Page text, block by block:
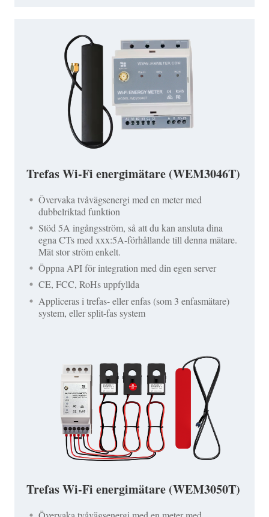
Trefas Wi-Fi energimätare (WEM3046T)
Övervaka tvåvägsenergi med en meter med
dubbelriktad funktion
Stöd 5A ingångsström, så att du kan ansluta dina
egna CTs med xxx:5A-förhållande till denna mätare.
Mät stor ström enkelt.
Öppna API för integration med din egen server
CE, FCC, RoHs uppfyllda
Appliceras i trefas- eller enfas (som 3 enfasmätare)
system, eller split-fas system
Trefas Wi-Fi energimätare (WEM3050T)